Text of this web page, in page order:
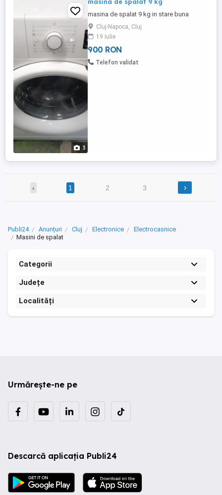
3
masina de spalat 9 kg in stare buna
Cluj-Napoca, Cluj
19 iulie
900 RON
Telefon validat
‹ 1 2 3 ›
Publi24 Anunțuri Cluj Electronice
Electrocasnice
Masini de spalat
Categorii
Județe
Localități
Urmărește-ne pe
Descarcă aplicația Publi24